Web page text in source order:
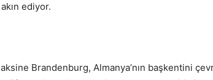
ediyor.
Brandenburg, Almanya’nın başkentini